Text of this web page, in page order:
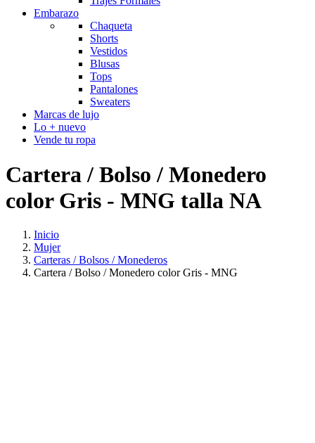
Embarazo
Chaqueta
Shorts
Vestidos
Blusas
Tops
Pantalones
Sweaters
Marcas de lujo
Lo + nuevo
Vende tu ropa
Cartera / Bolso / Monedero
color Gris - MNG talla NA
Inicio
Mujer
Carteras / Bolsos / Monederos
Cartera / Bolso / Monedero color Gris - MNG